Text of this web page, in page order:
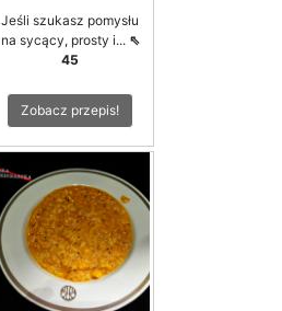
Jeśli szukasz pomysłu
na sycący, prosty i... ⇖
45
Zobacz przepis!